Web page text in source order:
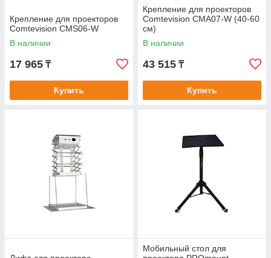
Крепление для проекторов
Comtevision CMS06-W
В наличии
17 965 ₸
Купить
Крепление для проекторов
Comtevision CMA07-W (40-60
см)
В наличии
43 515 ₸
Купить
Мобильный стол для